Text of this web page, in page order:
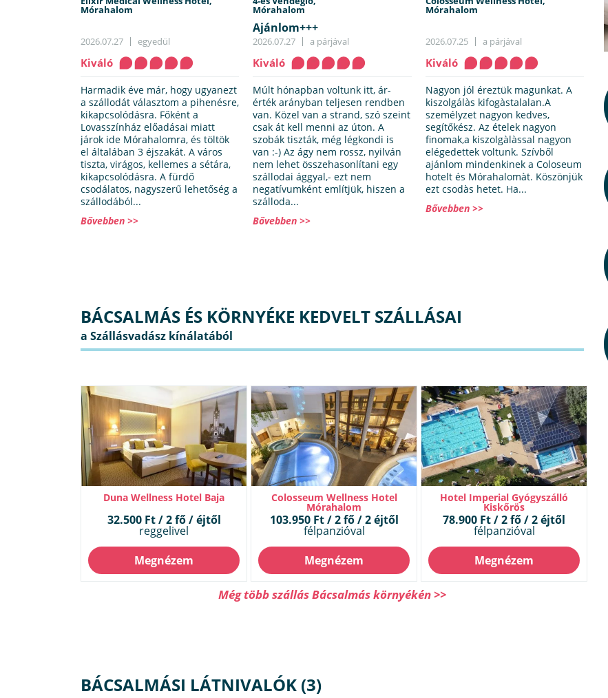
Mórahalom
2026.07.27 egyedül
Kiváló
Harmadik éve már, hogy ugyanezt
a szállodát választom a pihenésre,
kikapcsolódásra. Főként a
Lovasszínház előadásai miatt
járok ide Mórahalomra, és töltök
el általában 3 éjszakát. A város
tiszta, virágos, kellemes a sétára,
kikapcsolódásra. A fürdő
csodálatos, nagyszerű lehetőség a
szállodából...
Bővebben >>
Mórahalom
Ajánlom+++
2026.07.27 a párjával
Kiváló
Múlt hónapban voltunk itt, ár-
érték arányban teljesen rendben
van. Közel van a strand, szó szeint
csak át kell menni az úton. A
szobák tiszták, még légkondi is
van :-) Az ágy nem rossz, nyilván
nem lehet összehasonlítani egy
szállodai ággyal,- ezt nem
negatívumként említjük, hiszen a
szálloda...
Bővebben >>
Mórahalom
2026.07.25 a párjával
Kiváló
Nagyon jól éreztük magunkat. A
kiszolgálàs kifogàstalalan.A
személyzet nagyon kedves,
segítőkész. Az ételek nagyon
finomak,a kiszolgàlàssal nagyon
elégedettek voltunk. Szívből
ajánlom mindenkinek a Coloseum
hotelt és Mórahalomàt. Köszönjük
ezt csodàs hetet. Ha...
Bővebben >>
BÁCSALMÁS ÉS KÖRNYÉKE KEDVELT SZÁLLÁSAI
Duna Wellness Hotel Baja
32.500 Ft / 2 fő / éjtől
reggelivel
Megnézem
Colosseum Wellness Hotel
Mórahalom
103.950 Ft / 2 fő / 2 éjtől
félpanzióval
Megnézem
Hotel Imperial Gyógyszálló
Kiskőrös
78.900 Ft / 2 fő / 2 éjtől
félpanzióval
Megnézem
Még több szállás Bácsalmás környékén >>
BÁCSALMÁSI LÁTNIVALÓK (3)